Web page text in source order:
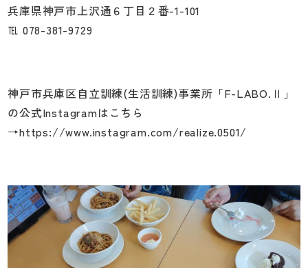
兵庫県神戸市上沢通６丁目２番-1-101
℡ 078-381-9729
神戸市兵庫区自立訓練(生活訓練)事業所「F-LABO.Ⅱ 」
の公式Instagramはこちら
→https://www.instagram.com/realize.0501/